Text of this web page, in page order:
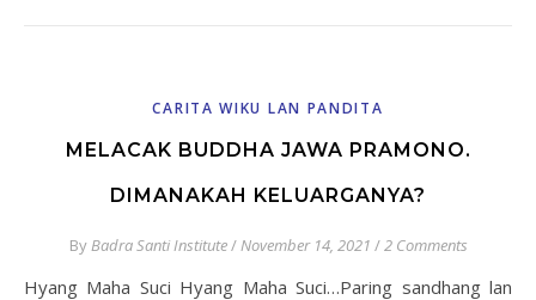
CARITA WIKU LAN PANDITA
MELACAK BUDDHA JAWA PRAMONO.
DIMANAKAH KELUARGANYA?
ByBadra Santi Institute/November 14, 2021 /2 Comments
Hyang Maha Suci Hyang Maha Suci…Paring sandhang lan